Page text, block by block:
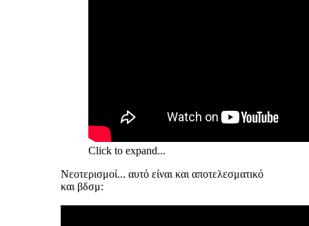
Click to expand...
Νεοτερισμοί... αυτό είναι και αποτελεσματικό
και βδσμ: